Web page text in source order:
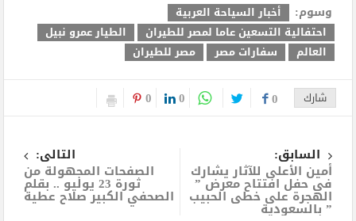
وسوم:
أخبار السياحة العربية
احتفالية التسعين عاما لمصر للطيران
الطيار عمرو نبيل
العالم
سفارات مصر مصر للطيران
شارك 0
0
0
السابق:
أمين الأعلى للآثار يشارك
في حفل افتتاح معرض ”
الهجرة على خطى الحبيب
” بالسعودية
التالى:
الصفحات المجهولة من
ثورة 23 يوليو .. بقلم
الصحفي الكبير صلاح عطية